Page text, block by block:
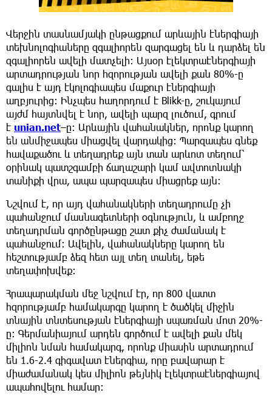
Վերջին տասնամյակի ընթացքում արևային էներգիայի
տեխնոլոգիաները զգալիորեն զարգացել են և դարձել են
զգալիորեն ավելի մատչելի։ Այսօր էլեկտրաէներգիայի
արտադրության նոր հզորության ավելի քան 80%-ը
գալիս է այդ էկոլոգիապես մաքուր էներգիայի
աղբյուրից։ Ինչպես հաղորդում է Blikk-ը, շուկայում
այժմ հայտնվել է նոր, ավելի պարզ լուծում, գրում
է unian.net–ը: Արևային վահանակներ, որոնք կարող
են անմիջապես միացվել վարդակից։ Պարզապես գնեք
հավաքածու և տեղադրեք այն տան արևոտ տեղում՝
օրինակ պատշգամբի ճաղաշարի կամ ավտոտնակի
տանիքի վրա, ապա պարզապես միացրեք այն։
Նշվում է, որ այդ վահանակների տեղադրումը չի
պահանջում մասնագետների օգնություն, և ամբողջ
տեղադրման գործընթացը շատ քիչ ժամանակ է
պահանջում։ Ավելին, վահանակները կարող են
հեշտությամբ ձեզ հետ այլ տեղ տանել, եթե
տեղափոխվեք։
Հրապարակման մեջ նշվում էր, որ 800 վատտ
հզորությամբ համակարգը կարող է ծածկել միջին
տնային տնտեսության էներգիայի սպառման մոտ 20%-
ը: Գերմանիայում արդեն գործում է ավելի քան մեկ
միլիոն նման համակարգ, որոնք միասին արտադրում
են 1.6-2.4 գիգավատ էներգիա, որը բավարար է
միաժամանակ կես միլիոն թեյնիկ էլեկտրաէներգիայով
ապահովելու համար: